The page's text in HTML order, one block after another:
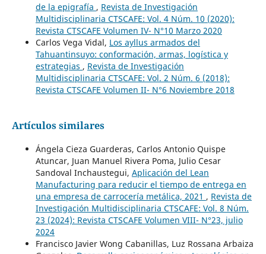
de la epigrafía , Revista de Investigación
Multidisciplinaria CTSCAFE: Vol. 4 Núm. 10 (2020):
Revista CTSCAFE Volumen IV- N°10 Marzo 2020
Carlos Vega Vidal, Los ayllus armados del
Tahuantinsuyo: conformación, armas, logística y
estrategias , Revista de Investigación
Multidisciplinaria CTSCAFE: Vol. 2 Núm. 6 (2018):
Revista CTSCAFE Volumen II- N°6 Noviembre 2018
Artículos similares
Ángela Cieza Guarderas, Carlos Antonio Quispe
Atuncar, Juan Manuel Rivera Poma, Julio Cesar
Sandoval Inchaustegui, Aplicación del Lean
Manufacturing para reducir el tiempo de entrega en
una empresa de carrocería metálica, 2021 , Revista de
Investigación Multidisciplinaria CTSCAFE: Vol. 8 Núm.
23 (2024): Revista CTSCAFE Volumen VIII- N°23, julio
2024
Francisco Javier Wong Cabanillas, Luz Rossana Arbaiza